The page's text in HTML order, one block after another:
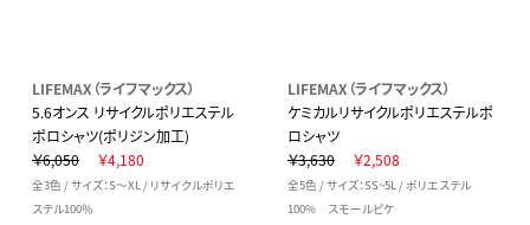
LIFEMAX（ライフマックス）
5.6オンス リサイクルポリエステル
ポロシャツ(ポリジン加工)
￥6,050
￥4,180
全3色 / サイズ：S～XL / リサイクルポリエ
ステル100％
LIFEMAX（ライフマックス）
ケミカルリサイクルポリエステルポ
ロシャツ
￥3,630
￥2,508
全5色 / サイズ：SS~5L / ポリエステル
100% スモールピケ